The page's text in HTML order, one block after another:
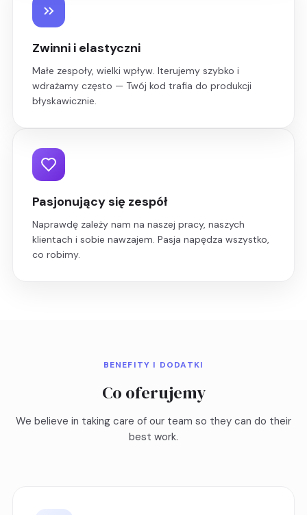
Zwinni i elastyczni
Małe zespoły, wielki wpływ. Iterujemy szybko i
wdrażamy często — Twój kod trafia do produkcji
błyskawicznie.
Pasjonujący się zespół
Naprawdę zależy nam na naszej pracy, naszych
klientach i sobie nawzajem. Pasja napędza wszystko,
co robimy.
BENEFITY I DODATKI
Co oferujemy
We believe in taking care of our team so they can do their
best work.